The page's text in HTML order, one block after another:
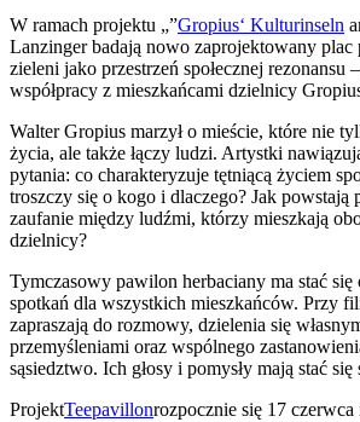
W ramach projektu „”Gropius‘ Kulturinseln
Lanzinger badają nowo zaprojektowany
zieleni jako przestrzeń społecznej rezonansu
współpracy z mieszkańcami dzielnicy
Walter Gropius marzył o mieście, które nie
życia, ale także łączy ludzi. Artystki
pytania: co charakteryzuje tętniącą życiem
troszczy się o kogo i dlaczego? Jak powstają
zaufanie między ludźmi, którzy mieszkają
dzielnicy?
Tymczasowy pawilon herbaciany ma stać
spotkań dla wszystkich mieszkańców. Przy
zapraszają do rozmowy, dzielenia się
przemyśleniami oraz wspólnego
sąsiedztwo. Ich głosy i pomysły mają stać
ProjektTeepavillonrozpocznie się 17 czerwca